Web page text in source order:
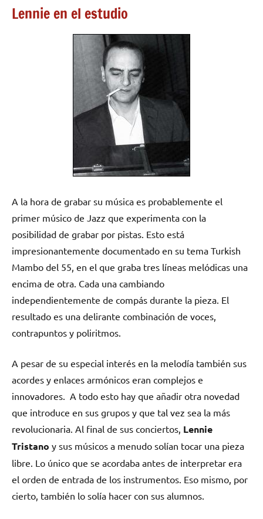
Lennie en el estudio
A la hora de grabar su música es probablemente el
primer músico de Jazz que experimenta con la
posibilidad de grabar por pistas. Esto está
impresionantemente documentado en su tema Turkish
Mambo del 55, en el que graba tres líneas melódicas una
encima de otra. Cada una cambiando
independientemente de compás durante la pieza. El
resultado es una delirante combinación de voces,
contrapuntos y poliritmos.
A pesar de su especial interés en la melodía también sus
acordes y enlaces armónicos eran complejos e
innovadores. A todo esto hay que añadir otra novedad
que introduce en sus grupos y que tal vez sea la más
revolucionaria. Al final de sus conciertos, Lennie
Tristano y sus músicos a menudo solían tocar una pieza
libre. Lo único que se acordaba antes de interpretar era
el orden de entrada de los instrumentos. Eso mismo, por
cierto, también lo solía hacer con sus alumnos.